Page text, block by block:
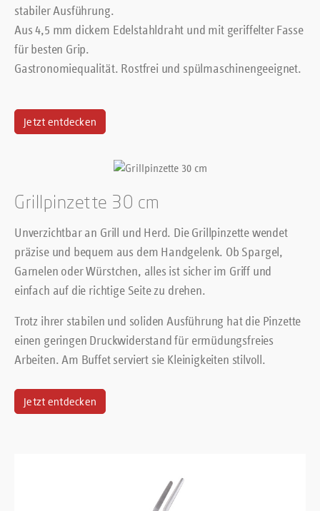
stabiler Ausführung.
Aus 4,5 mm dickem Edelstahldraht und mit geriffelter Fasse
für besten Grip.
Gastronomiequalität. Rostfrei und spülmaschinengeeignet.
Jetzt entdecken
Grillpinzette 30 cm
Unverzichtbar an Grill und Herd. Die Grillpinzette wendet
präzise und bequem aus dem Handgelenk. Ob Spargel,
Garnelen oder Würstchen, alles ist sicher im Griff und
einfach auf die richtige Seite zu drehen.
Trotz ihrer stabilen und soliden Ausführung hat die Pinzette
einen geringen Druckwiderstand für ermüdungsfreies
Arbeiten. Am Buffet serviert sie Kleinigkeiten stilvoll.
Jetzt entdecken